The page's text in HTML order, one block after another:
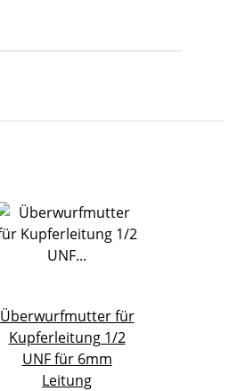
Überwurfmutter für
Kupferleitung 1/2
UNF für 6mm
Leitung